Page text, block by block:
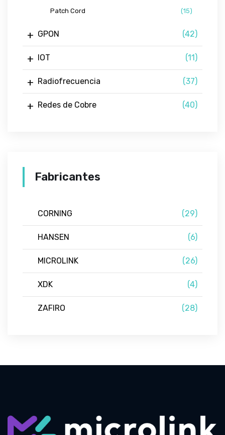
Patch Cord (15)
GPON (42)
IOT (11)
Radiofrecuencia (37)
Redes de Cobre (40)
Fabricantes
CORNING (29)
HANSEN (6)
MICROLINK (26)
XDK (4)
ZAFIRO (28)